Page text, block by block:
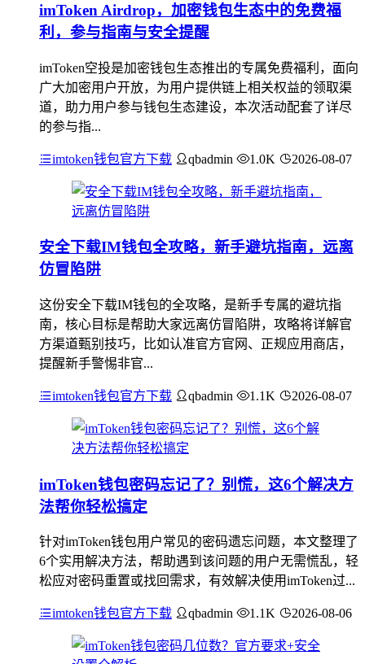
imToken Airdrop，加密钱包生态中的免费福
利，参与指南与安全提醒
imToken空投是加密钱包生态推出的专属免费福利，面向
广大加密用户开放，为用户提供链上相关权益的领取渠
道，助力用户参与钱包生态建设，本次活动配套了详尽
的参与指...
imtoken钱包官方下载 qbadmin 1.0K 2026-08-07
安全下载IM钱包全攻略，新手避坑指南，远离
仿冒陷阱
这份安全下载IM钱包的全攻略，是新手专属的避坑指
南，核心目标是帮助大家远离仿冒陷阱，攻略将详解官
方渠道甄别技巧，比如认准官方官网、正规应用商店，
提醒新手警惕非官...
imtoken钱包官方下载 qbadmin 1.1K 2026-08-07
imToken钱包密码忘记了？别慌，这6个解决方
法帮你轻松搞定
针对imToken钱包用户常见的密码遗忘问题，本文整理了
6个实用解决方法，帮助遇到该问题的用户无需慌乱，轻
松应对密码重置或找回需求，有效解决使用imToken过...
imtoken钱包官方下载 qbadmin 1.1K 2026-08-06